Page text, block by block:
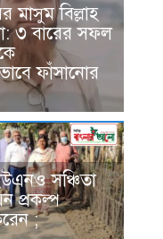
মাসুম বিল্লাহ
৩ বারের সফল
ফাঁসানোর
সঞ্চিতা
প্রকল্প
;